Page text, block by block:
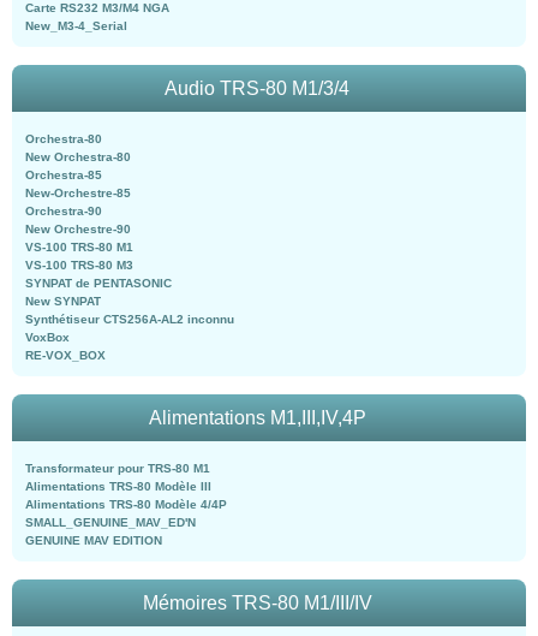
Carte RS232 M3/M4 NGA
New_M3-4_Serial
Audio TRS-80 M1/3/4
Orchestra-80
New Orchestra-80
Orchestra-85
New-Orchestre-85
Orchestra-90
New Orchestre-90
VS-100 TRS-80 M1
VS-100 TRS-80 M3
SYNPAT de PENTASONIC
New SYNPAT
Synthétiseur CTS256A-AL2 inconnu
VoxBox
RE-VOX_BOX
Alimentations M1,III,IV,4P
Transformateur pour TRS-80 M1
Alimentations TRS-80 Modèle III
Alimentations TRS-80 Modèle 4/4P
SMALL_GENUINE_MAV_ED'N
GENUINE MAV EDITION
Mémoires TRS-80 M1/III/IV